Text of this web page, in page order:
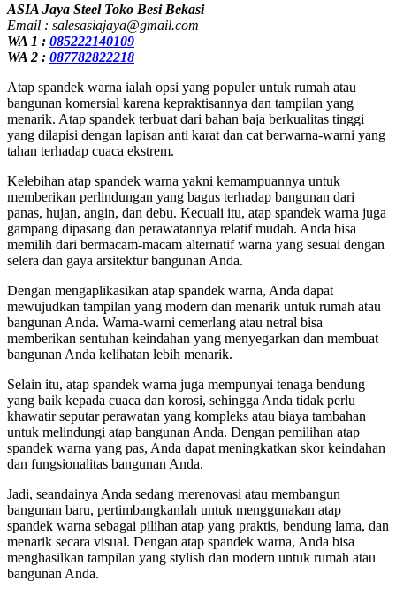
ASIA Jaya Steel Toko Besi Bekasi
Email : salesasiajaya@gmail.com
WA 1 : 085222140109
WA 2 : 087782822218
Atap spandek warna ialah opsi yang populer untuk rumah atau
bangunan komersial karena kepraktisannya dan tampilan yang
menarik. Atap spandek terbuat dari bahan baja berkualitas tinggi
yang dilapisi dengan lapisan anti karat dan cat berwarna-warni yang
tahan terhadap cuaca ekstrem.
Kelebihan atap spandek warna yakni kemampuannya untuk
memberikan perlindungan yang bagus terhadap bangunan dari
panas, hujan, angin, dan debu. Kecuali itu, atap spandek warna juga
gampang dipasang dan perawatannya relatif mudah. Anda bisa
memilih dari bermacam-macam alternatif warna yang sesuai dengan
selera dan gaya arsitektur bangunan Anda.
Dengan mengaplikasikan atap spandek warna, Anda dapat
mewujudkan tampilan yang modern dan menarik untuk rumah atau
bangunan Anda. Warna-warni cemerlang atau netral bisa
memberikan sentuhan keindahan yang menyegarkan dan membuat
bangunan Anda kelihatan lebih menarik.
Selain itu, atap spandek warna juga mempunyai tenaga bendung
yang baik kepada cuaca dan korosi, sehingga Anda tidak perlu
khawatir seputar perawatan yang kompleks atau biaya tambahan
untuk melindungi atap bangunan Anda. Dengan pemilihan atap
spandek warna yang pas, Anda dapat meningkatkan skor keindahan
dan fungsionalitas bangunan Anda.
Jadi, seandainya Anda sedang merenovasi atau membangun
bangunan baru, pertimbangkanlah untuk menggunakan atap
spandek warna sebagai pilihan atap yang praktis, bendung lama, dan
menarik secara visual. Dengan atap spandek warna, Anda bisa
menghasilkan tampilan yang stylish dan modern untuk rumah atau
bangunan Anda.